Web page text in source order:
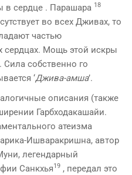
в сердце . Парашара 18
во всех Дживах, то
частью
сердцах. Мощь этой искры
собственно го
‘Джива-амша’.
описания (также
Гарбходакашайи.
атеизма
Ишваракришна, автор
легендарный
Санкхья19 , передал это